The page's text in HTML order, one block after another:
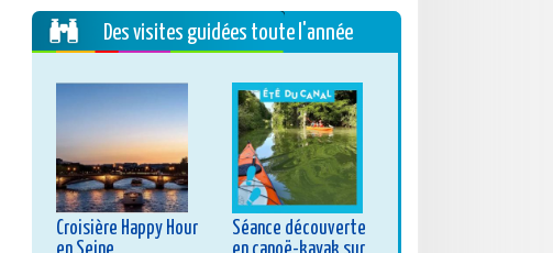
Des visites guidées toute l'année
Croisière Happy Hour
Séance découverte